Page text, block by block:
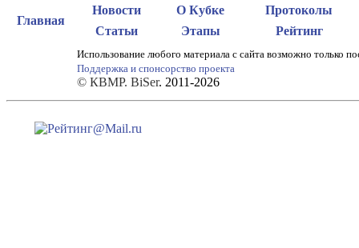
Главная
Новости О Кубке
Протоколы
Статьи
Этапы Рейтинг
Использование любого материала с сайта возможно только
Поддержка и спонсорство проекта
© КВМР. BiSer. 2011-2026